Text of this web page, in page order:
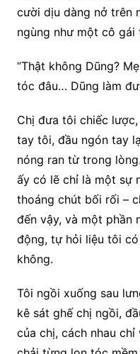
cười dịu dàng nở trên
ngùng như một cô gái
“Thật không Dũng?
tóc đâu… Dũng làm
Chị đưa tôi chiếc
tay tôi, đầu ngón tay
nóng ran từ trong
ấy có lẽ chỉ là một sự
thoáng chút bối rối –
đến vậy, và một phần
động, tự hỏi liệu tôi
không.
Tôi ngồi xuống sau
kê sát ghế chị ngồi,
của chị, cách nhau